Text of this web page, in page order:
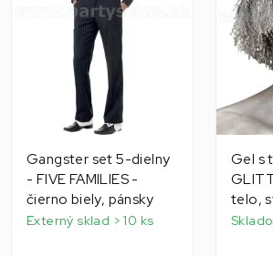
Gangster set 5-dielny
- FIVE FAMILIES -
čierno biely, pánsky
Externý sklad > 10 ks
Gel s
telo,